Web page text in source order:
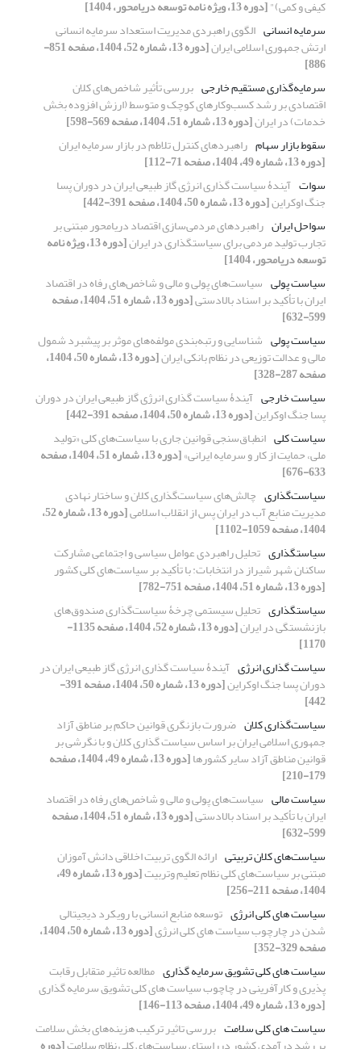
کیفی و کمی)"[دوره 13، ویژه نامه توسعه دریامحور، 1404]
سرمایه انسانی الگوی راهبردی مدیریت استعداد سرمایه انسانی
ارتش جمهوری اسلامی ایران [دوره 13، شماره 52، 1404، صفحه 851-
886]
سرمایه‌گذاری مستقیم خارجی بررسی تأثیر شاخص‌های کلان
اقتصادی بر رشد کسب‌وکارهای کوچک و متوسط (ارزش افزوده بخش
خدمات) در ایران[دوره 13، شماره 51، 1404، صفحه 569-598]
سقوط بازار سهام راهبردهای کنترل تلاطم در بازار سرمایه ایران
[دوره 13، شماره 49، 1404، صفحه 71-112]
سوات آیندۀ سیاست گذاری انرژی گاز طبیعی ایران در دوران پسا
جنگ اوکراین[دوره 13، شماره 50، 1404، صفحه 391-442]
سواحل ایران راهبردهای مردمی‌سازی اقتصاد دریامحور مبتنی بر
تجارب تولید مردمی برای سیاستگذاری در ایران [دوره 13، ویژه نامه
توسعه دریامحور، 1404]
سیاست پولی سیاست‌های پولی و مالی و شاخص‌های رفاه در اقتصاد
ایران با تأکید بر اسناد بالادستی [دوره 13، شماره 51، 1404، صفحه
599-632]
سیاست پولی شناسایی و رتبه‌بندی مولفه‌های موثر بر پیشبرد شمول
مالی و عدالت توزیعی در نظام بانکی ایران [دوره 13، شماره 50، 1404،
صفحه 287-328]
سیاست خارجی آیندۀ سیاست گذاری انرژی گاز طبیعی ایران در دوران
پسا جنگ اوکراین[دوره 13، شماره 50، 1404، صفحه 391-442]
سیاست کلی انطباق‌سنجی قوانین جاری با سیاست‌های کلی «تولید
ملی، حمایت از کار و سرمایه ایرانی» [دوره 13، شماره 51، 1404، صفحه
633-676]
سیاست‌گذاری چالش‌های سیاست‌گذاری کلان و ساختار نهادی
مدیریت منابع آب در ایران پس از انقلاب اسلامی [دوره 13، شماره 52،
1404، صفحه 1059-1102]
سیاستگذاری تحلیل راهبردی عوامل سیاسی و اجتماعی مشارکت
ساکنان شهر شیراز در انتخابات: با تأکید بر سیاست‌های کلی کشور
[دوره 13، شماره 51، 1404، صفحه 751-782]
سیاستگذاری تحلیل سیستمی چرخۀ سیاست‌گذاری صندوق‌های
بازنشستگی در ایران [دوره 13، شماره 52، 1404، صفحه 1135-
1170]
سیاست گذاری انرژی آیندۀ سیاست گذاری انرژی گاز طبیعی ایران در
دوران پسا جنگ اوکراین [دوره 13، شماره 50، 1404، صفحه 391-
442]
سیاست‌گذاری کلان ضرورت بازنگری قوانین حاکم بر مناطق آزاد
جمهوری اسلامی ایران بر اساس سیاست گذاری کلان و با نگرشی بر
قوانین مناطق آزاد سایر کشورها [دوره 13، شماره 49، 1404، صفحه
179-210]
سیاست مالی سیاست‌های پولی و مالی و شاخص‌های رفاه در اقتصاد
ایران با تأکید بر اسناد بالادستی [دوره 13، شماره 51، 1404، صفحه
599-632]
سیاست‌های کلان تربیتی ارائه الگوی تربیت اخلاقی دانش آموزان
مبتنی بر سیاست‌های کلی نظام تعلیم وتربیت [دوره 13، شماره 49،
1404، صفحه 211-256]
سیاست های کلی انرژی توسعه منابع انسانی با رویکرد دیجیتالی
شدن در چارچوب سیاست های کلی انرژی [دوره 13، شماره 50، 1404،
صفحه 329-352]
سیاست های کلی تشویق سرمایه گذاری مطالعه تاثیر متقابل رقابت
پذیری و کارآفرینی در چاچوب سیاست های کلی تشویق سرمایه گذاری
[دوره 13، شماره 49، 1404، صفحه 113-146]
سیاست های کلی سلامت بررسی تاثیر ترکیب هزینه‌های بخش سلامت